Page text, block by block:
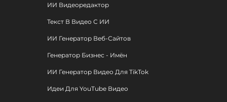
ИИ Видеоредактор
Текст В Видео С ИИ
ИИ Генератор Веб-Сайтов
Генератор Бизнес - Имён
ИИ Генератор Видео Для TikTok
Идеи Для YouTube Видео